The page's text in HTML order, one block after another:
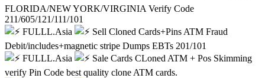
FLORIDA/NEW YORK/VIRGINIA Verify Code
211/605/121/111/101
FULLL.Asia
Sell Cloned Cards+Pins ATM Fraud
Debit/includes+magnetic stripe Dumps EBTs 201/101
FULLL.Asia
Sale Cards CLoned ATM + Pos Skimming
verify Pin Code best quality clone ATM cards.